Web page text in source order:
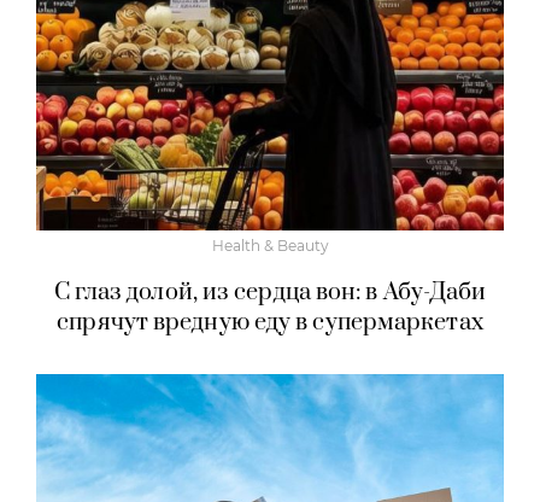
Health & Beauty
С глаз долой, из сердца вон: в Абу-Даби
спрячут вредную еду в супермаркетах